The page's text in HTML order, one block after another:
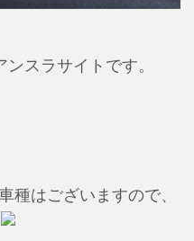
スラサイトです。
種はございますので、